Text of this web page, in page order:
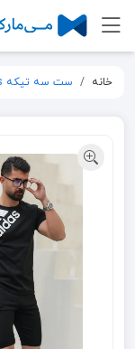
خانه ست سه تیکه Adidas مردانه مدل Tenesi